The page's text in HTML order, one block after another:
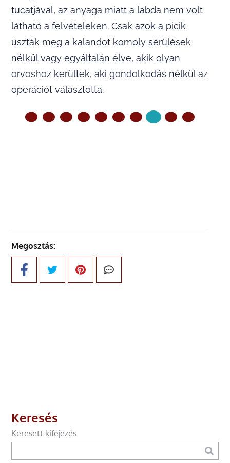
tucatjával, az anyaga miatt a labda nem volt
látható a felvételeken. Csak azok a picik
úszták meg a kalandot komoly sérülések
nélkül vagy egyáltalán élve, akik olyan
orvoshoz kerültek, aki gondolkodás nélkül az
operációt választotta.
Megosztás:
Keresés
Keresett kifejezés